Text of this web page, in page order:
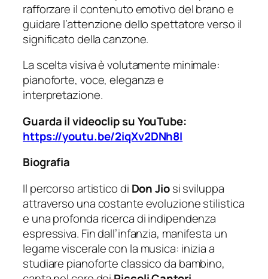
rafforzare il contenuto emotivo del brano e
guidare l’attenzione dello spettatore verso il
significato della canzone.
La scelta visiva è volutamente minimale:
pianoforte, voce, eleganza e
interpretazione.
Guarda il videoclip su YouTube:
https://youtu.be/2iqXv2DNh8I
Biografia
Il percorso artistico di Don Jiosi sviluppa
attraverso una costante evoluzione stilistica
e una profonda ricerca di indipendenza
espressiva. Fin dall’infanzia, manifesta un
legame viscerale con la musica: inizia a
studiare pianoforte classico da bambino,